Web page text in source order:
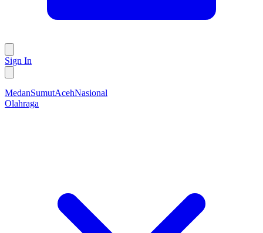
Sign In
MedanSumutAcehNasional
Olahraga